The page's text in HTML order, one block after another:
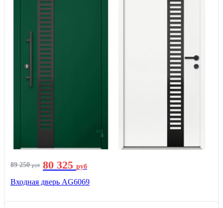
89 250руб 80 325 руб
Входная дверь AG6069